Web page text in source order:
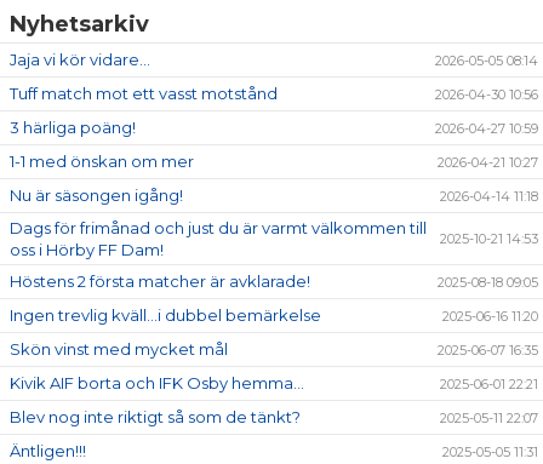
Nyhetsarkiv
Jaja vi kör vidare... 2026-05-05 08:14
Tuff match mot ett vasst motstånd 2026-04-30 10:56
3 härliga poäng! 2026-04-27 10:59
1-1 med önskan om mer 2026-04-21 10:27
Nu är säsongen igång! 2026-04-14 11:18
Dags för frimånad och just du är varmt välkommen till
oss i Hörby FF Dam!
2025-10-21 14:53
Höstens 2 första matcher är avklarade! 2025-08-18 09:05
Ingen trevlig kväll...i dubbel bemärkelse 2025-06-16 11:20
Skön vinst med mycket mål 2025-06-07 16:35
Kivik AIF borta och IFK Osby hemma... 2025-06-01 22:21
Blev nog inte riktigt så som de tänkt? 2025-05-11 22:07
Äntligen!!! 2025-05-05 11:31